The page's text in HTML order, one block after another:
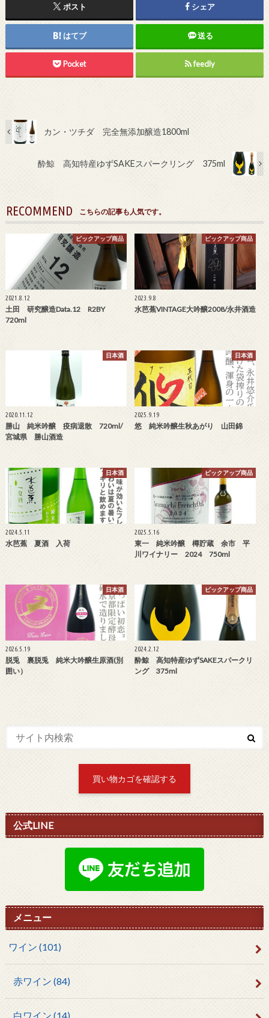
ポスト シェア
はてブ 送る
Pocket feedly
カン・ツチダ 完全無添加醸造1800ml
酔鯨 高知特産ゆずSAKEスパークリング 375ml
RECOMMEND こちらの記事も人気です。
ピックアップ商品
2021.8.12
土田 研究醸造Data.12 R2BY
720ml
ピックアップ商品
2023.9.8
水芭蕉VINTAGE大吟醸2008/永井酒造
日本酒
2020.11.12
勝山 純米吟醸 疫病退散 720ml/
宮城県 勝山酒造
日本酒
2025.9.19
悠 純米吟醸生秋あがり 山田錦
日本酒
2024.5.11
水芭蕉 夏酒 入荷
ピックアップ商品
2025.5.16
東一 純米吟醸 樽貯蔵 余市 平
川ワイナリー 2024 750ml
日本酒
2026.5.19
脱兎 裏脱兎 純米大吟醸生原酒(別
囲い）
ピックアップ商品
2024.2.12
酔鯨 高知特産ゆずSAKEスパークリ
ング 375ml
買い物カゴを確認する
公式LINE
メニュー
ワイン (101)
赤ワイン (84)
白ワイン (14)